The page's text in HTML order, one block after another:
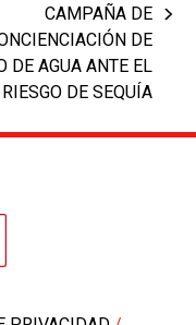
CAMPAÑA DE
DE
DE AGUA ANTE EL
RIESGO DE SEQUÍA